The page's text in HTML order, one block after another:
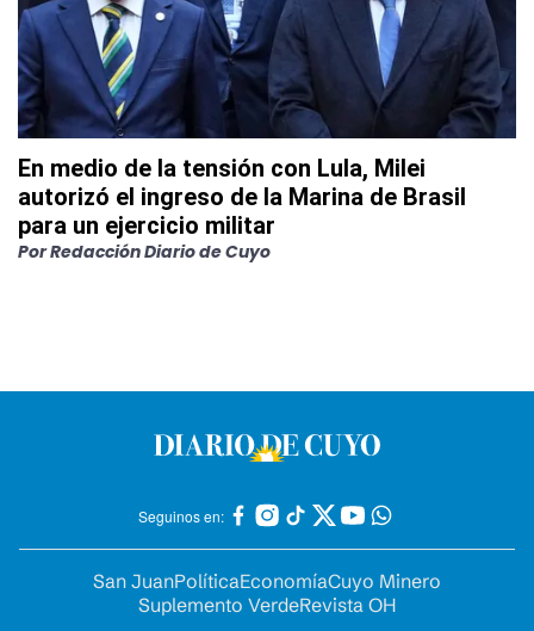
En medio de la tensión con Lula, Milei
autorizó el ingreso de la Marina de Brasil
para un ejercicio militar
PorRedacción Diario de Cuyo
Seguinos en:
San JuanPolíticaEconomíaCuyo Minero
Suplemento VerdeRevista OH